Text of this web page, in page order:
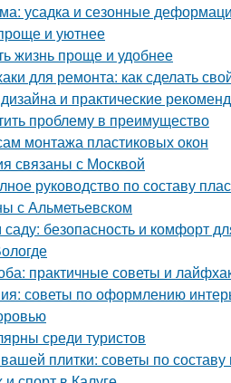
усадка и сезонные
и уютнее
жизнь проще и удобнее
ремонта: как сделать
и практические
проблему в преимущество
монтажа пластиковых окон
связаны с Москвой
руководство по составу
с Альметьевском
безопасность и комфорт
практичные советы и
советы по оформлению
среди туристов
плитки: советы по составу